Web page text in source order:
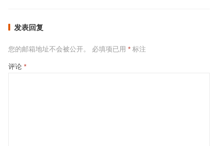
发表回复
您的邮箱地址不会被公开。 必填项已用 *标注
评论 *